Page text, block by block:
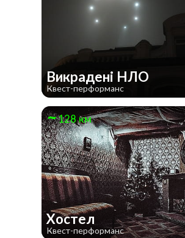
Викрадені НЛО
Квест-перформанс
128 км
Хостел
Квест-перформанс